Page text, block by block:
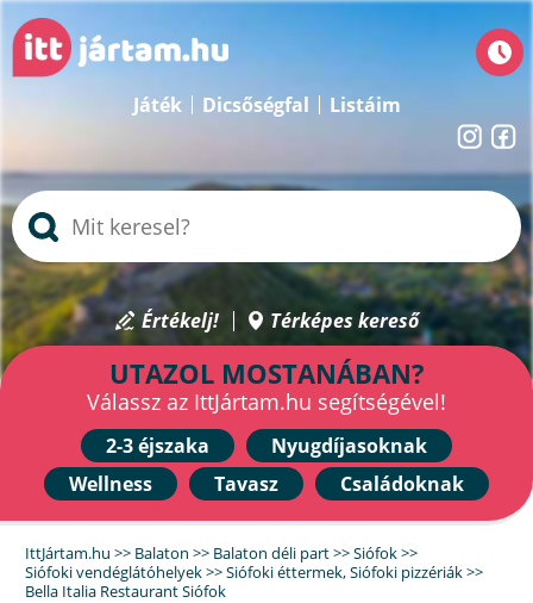
Játék Dicsőségfal Listáim
Értékelj! Térképes kereső
UTAZOL MOSTANÁBAN?
Válassz az IttJártam.hu segítségével!
2-3 éjszaka
Nyugdíjasoknak
Wellness
Tavasz Családoknak
IttJártam.hu >> Balaton >> Balaton déli part>>Siófok>>
Siófoki vendéglátóhelyek>>Siófoki éttermek,Siófoki pizzériák>>
Bella Italia Restaurant Siófok